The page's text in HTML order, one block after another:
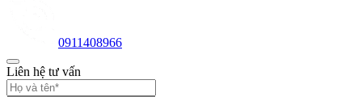
0911408966
Liên hệ tư vấn